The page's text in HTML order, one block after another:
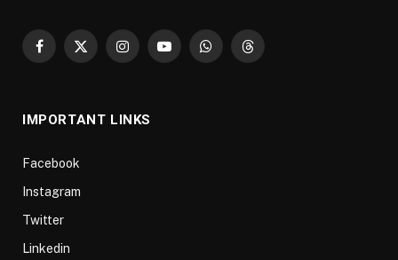
Facebook
X
InstagramYouTubeWhatsAppThreads
IMPORTANT LINKS
Facebook
Instagram
Twitter
Linkedin